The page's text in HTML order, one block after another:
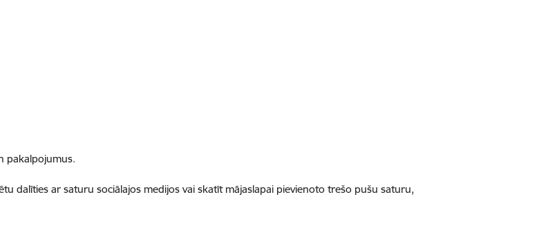
pakalpojumus.
dalīties ar saturu sociālajos medijos vai skatīt mājaslapai pievienoto trešo pušu saturu,